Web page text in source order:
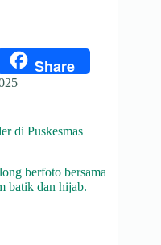
Share
di Puskesmas